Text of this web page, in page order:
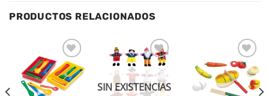
PRODUCTOS RELACIONADOS
Añadir
a la
lista de
deseos
Añadir
a la
lista de
deseos
SIN EXISTENCIAS
Añadir
a la
lista de
deseos